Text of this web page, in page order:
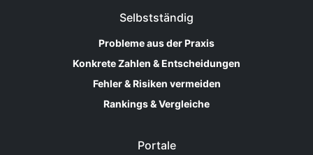
Selbstständig
Probleme aus der Praxis
Konkrete Zahlen & Entscheidungen
Fehler & Risiken vermeiden
Rankings & Vergleiche
Portale